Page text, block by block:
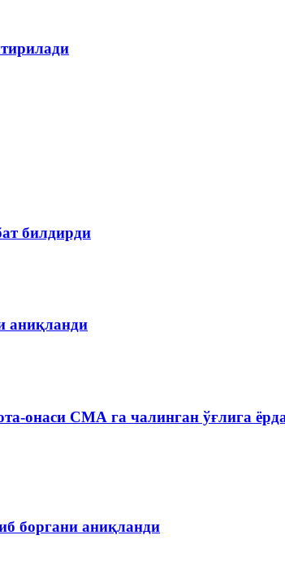
билдирди
аниқланди
онаси СМА га чалинган ўғлига
боргани аниқланди